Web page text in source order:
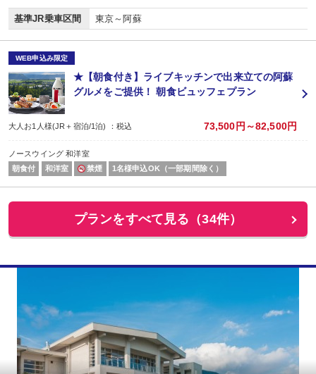
基準JR乗車区間 東京～阿蘇
WEB申込み限定
★【朝食付き】ライブキッチンで出来立ての阿蘇
グルメをご提供！ 朝食ビュッフェプラン
大人お1人様(JR＋宿泊/1泊) ：税込 73,500円～82,500円
ノースウイング 和洋室
朝食付
和洋室 禁煙 1名様申込OK（一部期間除く）
プランをすべて見る（34件）